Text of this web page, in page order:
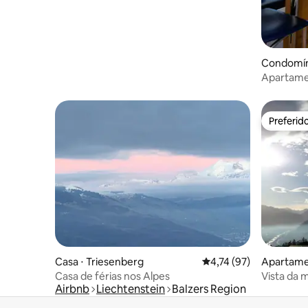
Casa ⋅ Triesenberg 4,74 de uma
4,74 (97)
Casa de férias nos Alpes
Vista da
Airbnb Liechtenstein Balzers Region